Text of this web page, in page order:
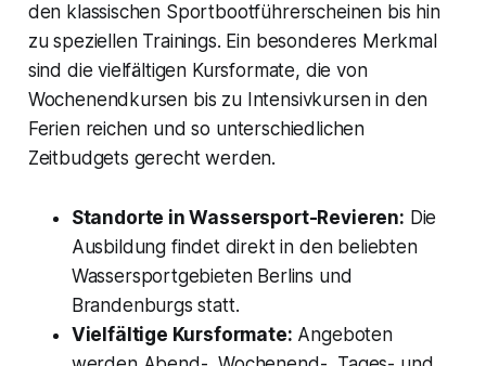
den klassischen Sportbootführerscheinen bis hin
zu speziellen Trainings. Ein besonderes Merkmal
sind die vielfältigen Kursformate, die von
Wochenendkursen bis zu Intensivkursen in den
Ferien reichen und so unterschiedlichen
Zeitbudgets gerecht werden.
Standorte in Wassersport-Revieren: Die
Ausbildung findet direkt in den beliebten
Wassersportgebieten Berlins und
Brandenburgs statt.
Vielfältige Kursformate: Angeboten